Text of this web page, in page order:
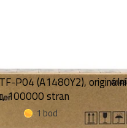
P04 (A1480Y2), originální
100000 stran
1 bod